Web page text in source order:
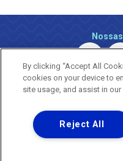
Uma
Nossa
By clicking “Accept All
cookies on your device to
site usage, and assist in
Reject All